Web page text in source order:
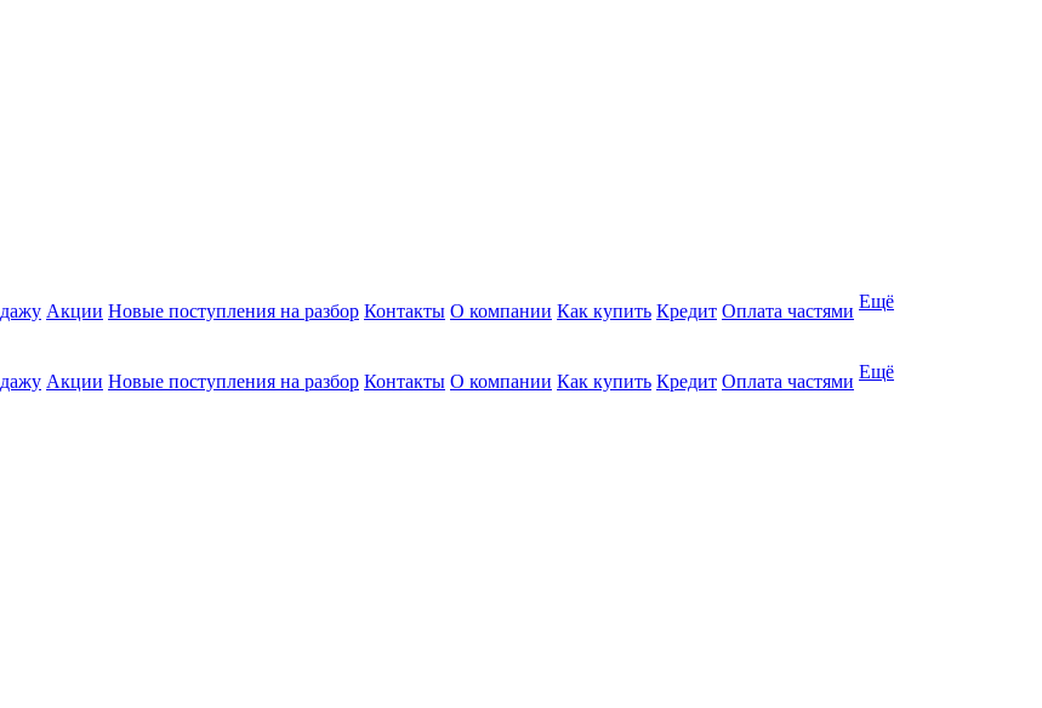
Акции Новые поступления на разбор Контакты О компании Как купить Кредит Оплата частями Ещё
Акции Новые поступления на разбор Контакты О компании Как купить Кредит Оплата частями Ещё